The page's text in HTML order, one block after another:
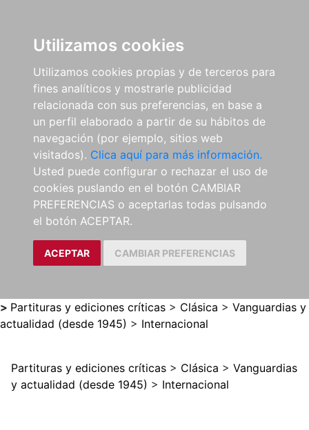
Utilizamos cookies
Utilizamos cookies propias y de terceros para
fines analíticos y mostrarle publicidad
relacionada con sus preferencias, en base a
un perfil elaborado a partir de su hábitos de
navegación (por ejemplo, sitios web
visitados). Clica aquí para más información.
Usted puede configurar o rechazar el uso de
cookies puslando en el botón CAMBIAR
PREFERENCIAS o aceptarlas todas pulsando
el botón ACEPTAR.
ACEPTAR CAMBIAR PREFERENCIAS
> Partituras y ediciones críticas > Clásica > Vanguardias y
actualidad (desde 1945) > Internacional
Partituras y ediciones críticas > Clásica > Vanguardias
y actualidad (desde 1945) > Internacional